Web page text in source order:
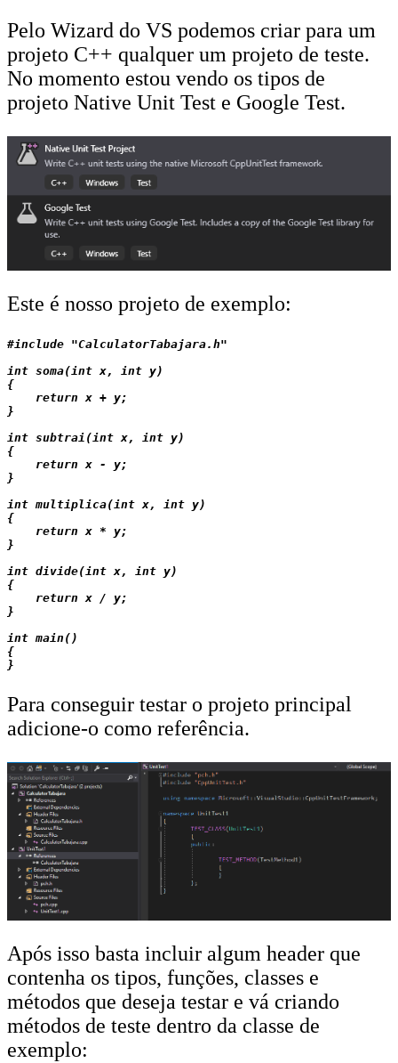
Pelo Wizard do VS podemos criar para um
projeto C++ qualquer um projeto de teste.
No momento estou vendo os tipos de
projeto Native Unit Test e Google Test.
Este é nosso projeto de exemplo:
#include "CalculatorTabajara.h"
int soma(int x, int y)
{
    return x + y;
}
int subtrai(int x, int y)
{
    return x - y;
}
int multiplica(int x, int y)
{
    return x * y;
}
int divide(int x, int y)
{
    return x / y;
}
int main()
{
Para conseguir testar o projeto principal
adicione-o como referência.
Após isso basta incluir algum header que
contenha os tipos, funções, classes e
métodos que deseja testar e vá criando
métodos de teste dentro da classe de
exemplo: